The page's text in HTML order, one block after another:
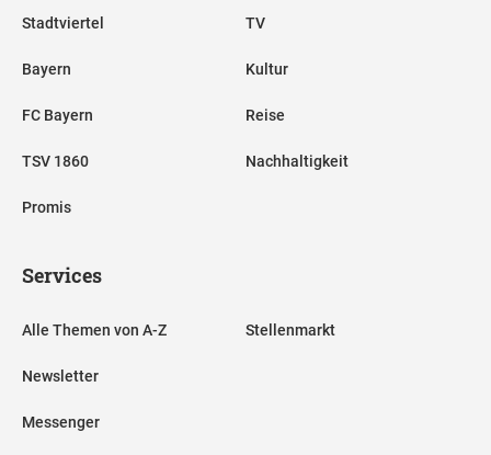
Stadtviertel
Bayern
FC Bayern
TSV 1860
Promis
TV
Kultur
Reise
Nachhaltigkeit
Services
Alle Themen von A-Z
Newsletter
Messenger
Stellenmarkt